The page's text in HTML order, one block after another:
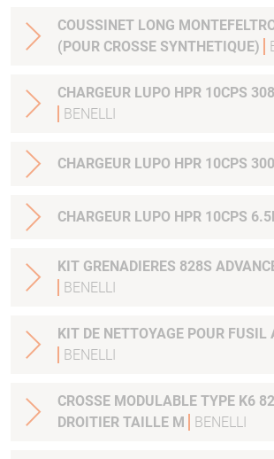
COUSSINET LONG
(POUR CROSSE SYNTHETIQUE)
CHARGEUR LUPO HPR 10CPS
BENELLI
CHARGEUR LUPO HPR 10CPS
CHARGEUR LUPO HPR 10CPS
KIT GRENADIERES 828S
BENELLI
KIT DE NETTOYAGE POUR
BENELLI
CROSSE MODULABLE TYPE K6
DROITIER TAILLE M
BENELLI